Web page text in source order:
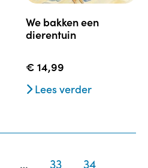
we bakken een
dierentuin
€ 14,99
Lees verder
… 33 34